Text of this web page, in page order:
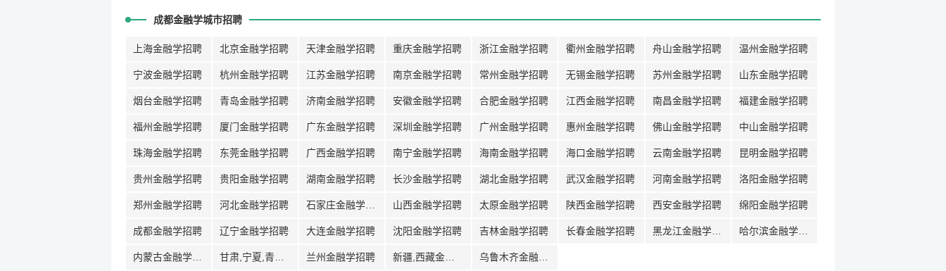
成都金融学城市招聘
上海金融学招聘 北京金融学招聘 天津金融学招聘 重庆金融学招聘 浙江金融学招聘 衢州金融学招聘 舟山金融学招聘 温州金融学招聘
宁波金融学招聘 杭州金融学招聘 江苏金融学招聘 南京金融学招聘 常州金融学招聘 无锡金融学招聘 苏州金融学招聘 山东金融学招聘
烟台金融学招聘 青岛金融学招聘 济南金融学招聘 安徽金融学招聘 合肥金融学招聘 江西金融学招聘 南昌金融学招聘 福建金融学招聘
福州金融学招聘 厦门金融学招聘 广东金融学招聘 深圳金融学招聘 广州金融学招聘 惠州金融学招聘 佛山金融学招聘 中山金融学招聘
珠海金融学招聘 东莞金融学招聘 广西金融学招聘 南宁金融学招聘 海南金融学招聘 海口金融学招聘 云南金融学招聘 昆明金融学招聘
贵州金融学招聘 贵阳金融学招聘 湖南金融学招聘 长沙金融学招聘 湖北金融学招聘 武汉金融学招聘 河南金融学招聘 洛阳金融学招聘
郑州金融学招聘 河北金融学招聘 山西金融学招聘 太原金融学招聘 陕西金融学招聘 西安金融学招聘 绵阳金融学招聘
成都金融学招聘 辽宁金融学招聘 大连金融学招聘 沈阳金融学招聘 吉林金融学招聘 长春金融学招聘
兰州金融学招聘